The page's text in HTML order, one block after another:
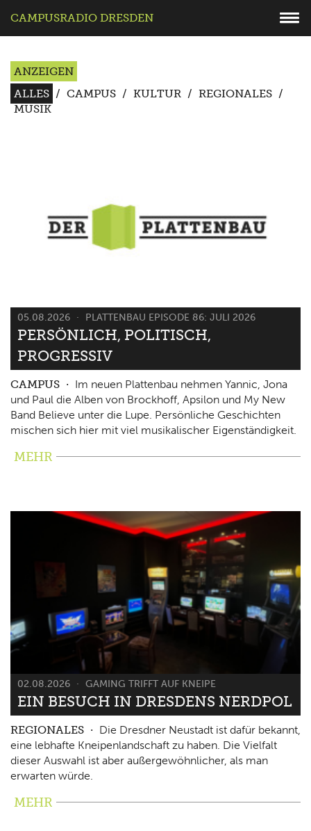
CAMPUSRADIO DRESDEN
ANZEIGEN
ALLES / CAMPUS / KULTUR / REGIONALES /
MUSIK
05.08.2026 PLATTENBAU EPISODE 86: JULI 2026
PERSÖNLICH, POLITISCH,
PROGRESSIV
CAMPUS
Im neuen Plattenbau nehmen Yannic, Jona
und Paul die Alben von Brockhoff, Apsilon und My New
Band Believe unter die Lupe. Persönliche Geschichten
mischen sich hier mit viel musikalischer Eigenständigkeit.
MEHR
02.08.2026 GAMING TRIFFT AUF KNEIPE
EIN BESUCH IN DRESDENS NERDPOL
REGIONALES
Die Dresdner Neustadt ist dafür bekannt,
eine lebhafte Kneipenlandschaft zu haben. Die Vielfalt
dieser Auswahl ist aber außergewöhnlicher, als man
erwarten würde.
MEHR